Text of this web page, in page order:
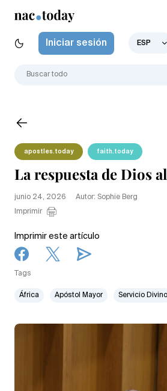
Iniciar sesión ESP
apostles.today faith.today
La respuesta de Dios
junio 24, 2026
Autor: Sophie Berg
Imprimir
Imprimir este artículo
Tags
África Apóstol Mayor Servicio Divino